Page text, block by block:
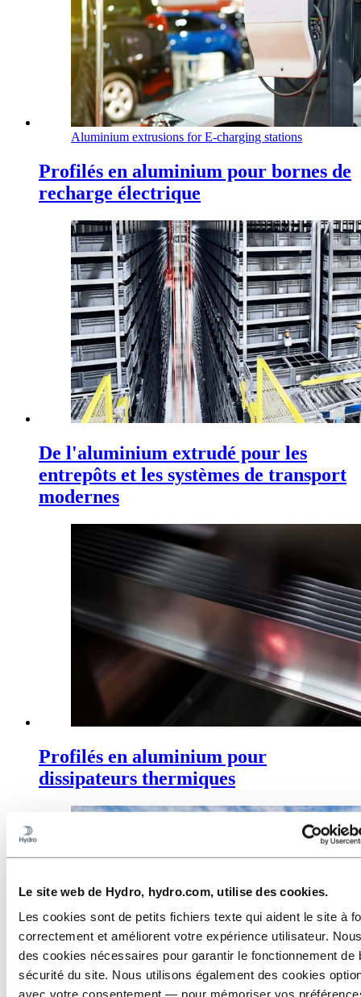
Le site web de Hydro, hydro.com, utilise des cookies.
Les cookies sont de petits fichiers texte qui aident le site à
correctement et améliorent votre expérience utilisateur.
des cookies nécessaires pour garantir le fonctionnement de
sécurité du site. Nous utilisons également des cookies
avec votre consentement — pour mémoriser vos
Aluminium extrusions for E-charging stations
Profilés en aluminium pour bornes de
recharge électrique
De l'aluminium extrudé pour les
entrepôts et les systèmes de transport
modernes
Profilés en aluminium pour
dissipateurs thermiques